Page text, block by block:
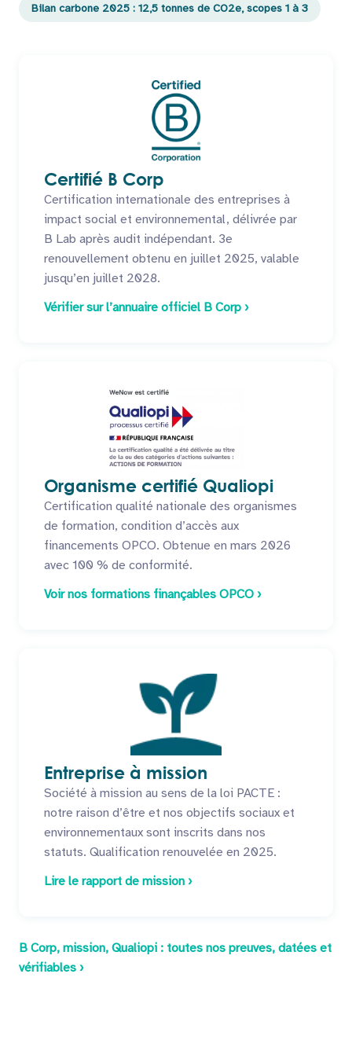
Bilan carbone 2025 : 12,5 tonnes de CO2e, scopes 1 à 3
Certifié B Corp
Certification internationale des entreprises à
impact social et environnemental, délivrée par
B Lab après audit indépendant. 3e
renouvellement obtenu en juillet 2025, valable
jusqu’en juillet 2028.
Vérifier sur l’annuaire officiel B Corp ›
Organisme certifié Qualiopi
Certification qualité nationale des organismes
de formation, condition d’accès aux
financements OPCO. Obtenue en mars 2026
avec 100 % de conformité.
Voir nos formations finançables OPCO ›
Entreprise à mission
Société à mission au sens de la loi PACTE :
notre raison d’être et nos objectifs sociaux et
environnementaux sont inscrits dans nos
statuts. Qualification renouvelée en 2025.
Lire le rapport de mission ›
B Corp, mission, Qualiopi : toutes nos preuves, datées et
vérifiables ›